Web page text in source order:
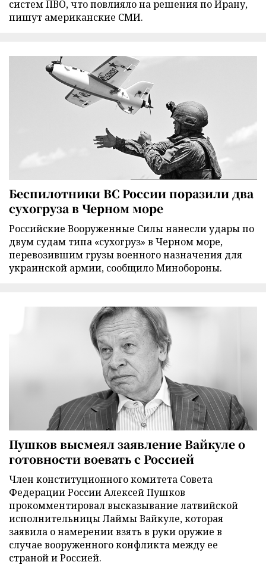
систем ПВО, что повлияло на решения по Ирану,
пишут американские СМИ.
Беспилотники ВС России поразили два
сухогруза в Черном море
Российские Вооруженные Силы нанесли удары по
двум судам типа «сухогруз» в Черном море,
перевозившим грузы военного назначения для
украинской армии, сообщило Минобороны.
Пушков высмеял заявление Вайкуле о
готовности воевать с Россией
Член конституционного комитета Совета
Федерации России Алексей Пушков
прокомментировал высказывание латвийской
исполнительницы Лаймы Вайкуле, которая
заявила о намерении взять в руки оружие в
случае вооруженного конфликта между ее
страной и Россией.